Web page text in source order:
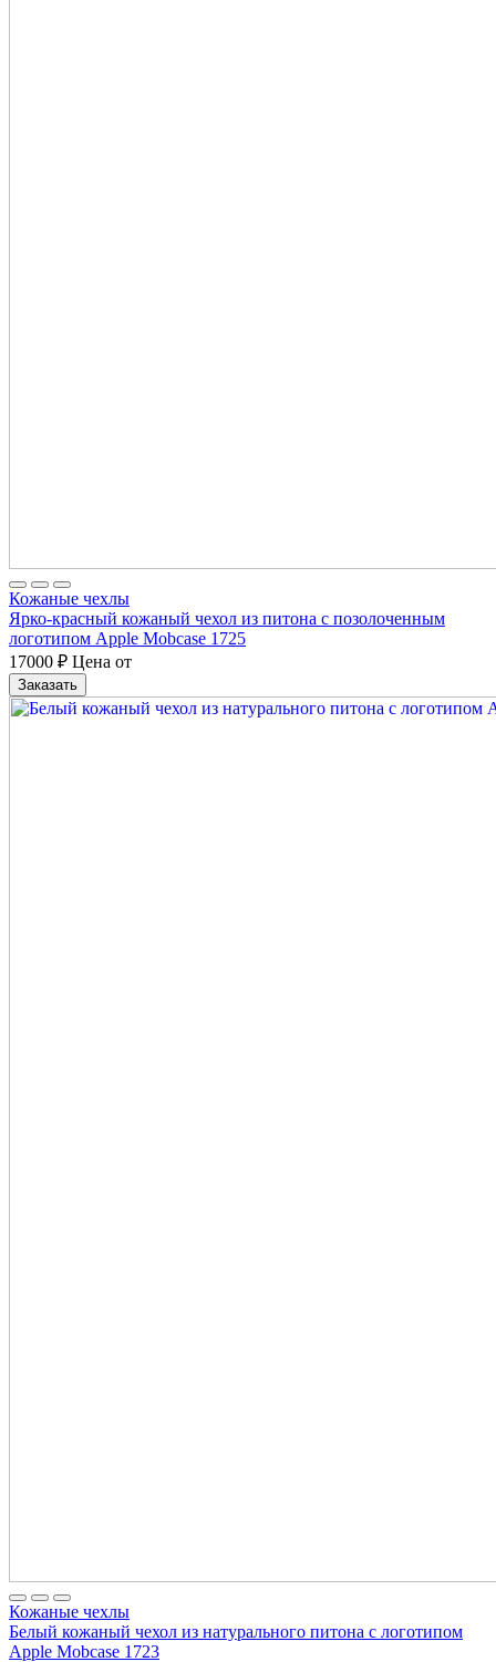
Кожаные чехлы
Ярко-красный кожаный чехол из питона с позолоченным
логотипом Apple Mobcase 1725
17000 ₽ Цена от
Заказать
Кожаные чехлы
Белый кожаный чехол из натурального питона с логотипом
Apple Mobcase 1723